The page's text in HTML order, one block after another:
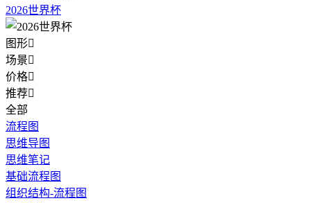
2026世界杯
图形
场景
价格
推荐
全部
流程图
思维导图
思维笔记
基础流程图
组织结构-流程图